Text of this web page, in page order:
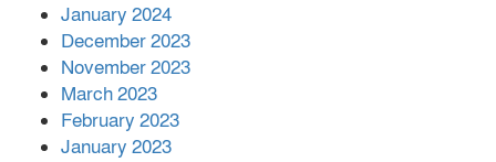
January 2024
December 2023
November 2023
March 2023
February 2023
January 2023